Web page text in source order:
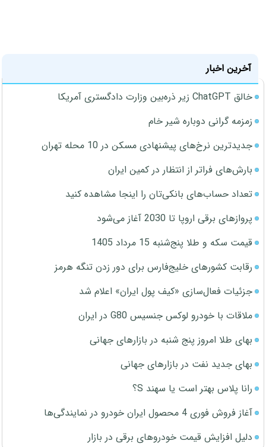
آخرین اخبار
خالق ChatGPT زیر ذره‌بین وزارت دادگستری آمریکا
زمزمه گرانی دوباره شیر خام
جدیدترین نرخ‌های پیشنهادی مسکن در 10 محله تهران
بارش‌های فراتر از انتظار در کمین ایران
تعداد حساب‌های بانکی‌تان را اینجا مشاهده کنید
پروازهای برقی اروپا تا 2030 آغاز می‌شود
قیمت سکه و طلا پنج‌شنبه 15 مرداد 1405
رقابت کشورهای خلیج‌فارس برای دور زدن تنگه هرمز
جزئیات فعال‌سازی «کیف پول ایران» اعلام شد
ملاقات با خودرو لوکس جنسیس G80 در ایران
بهای طلا امروز پنج شنبه در بازارهای جهانی
بهای جدید نفت در بازارهای جهانی
رانا پلاس بهتر است یا سهند S؟
آغاز فروش فوری 4 محصول ایران خودرو در نمایندگی‌ها
دلیل افزایش قیمت خودروهای برقی در بازار